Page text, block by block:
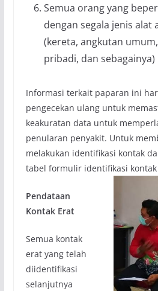
Semua orang yang
dengan segala jenis alat
(kereta, angkutan
pribadi, dan sebagainya)
Informasi terkait paparan ini
pengecekan ulang untuk
keakuratan data untuk
penularan penyakit. Untuk
melakukan identifikasi kontak
tabel formulir identifikasi
Pendataan
Kontak Erat
Semua kontak
erat yang telah
diidentifikasi
selanjutnya